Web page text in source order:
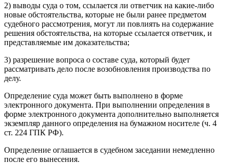
2) выводы суда о том, ссылается ли ответчик на какие-либо
новые обстоятельства, которые не были ранее предметом
судебного рассмотрения, могут ли повлиять на содержание
решения обстоятельства, на которые ссылается ответчик, и
представляемые им доказательства;
3) разрешение вопроса о составе суда, который будет
рассматривать дело после возобновления производства по
делу.
Определение суда может быть выполнено в форме
электронного документа. При выполнении определения в
форме электронного документа дополнительно выполняется
экземпляр данного определения на бумажном носителе (ч. 4
ст. 224 ГПК РФ).
Определение оглашается в судебном заседании немедленно
после его вынесения.